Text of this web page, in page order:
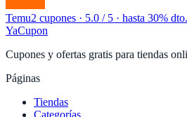
Temu2 cupones · 5.0 / 5 · hasta 30% dto.
YaCupon
Cupones y ofertas gratis para tiendas
Páginas
Tiendas
Categorías